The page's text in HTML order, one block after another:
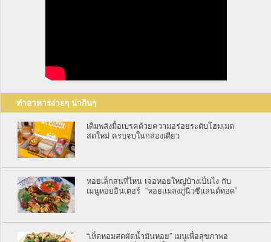
ทำอาหารง่ายๆ น่ากินๆ
เติมพลังมื้อเบรคด้วยความอร่อยระดับโฮมเมด
สดใหม่ ครบจบในกล่องเดียว
หอยเล็กสนที่ไหน เจอหอยใหญ่บ้างเป็นไง กับ
เมนูหอยอินเตอร์ “หอยแมลงภู่นิวซีแลนด์ทอด”
“เห็ดหอมสดผัดน้ำมันหอย” เมนูเพื่อสุขภาพอ